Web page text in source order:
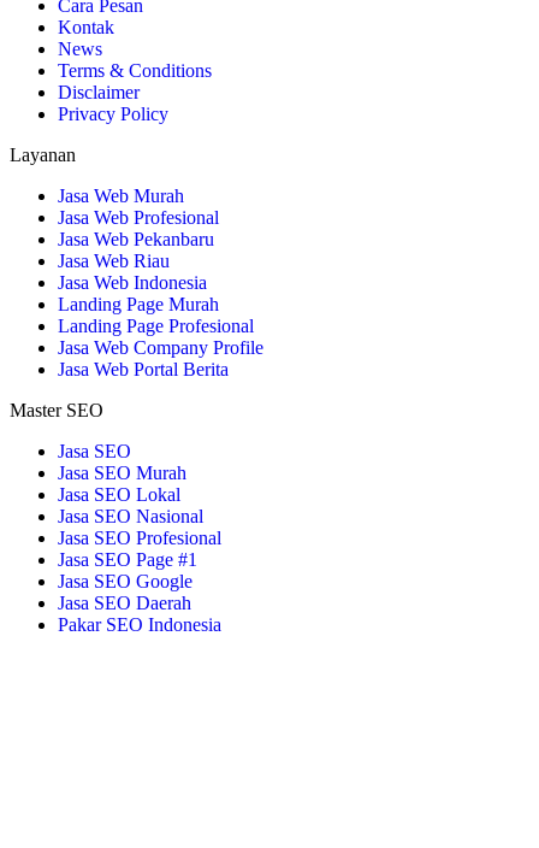
Cara Pesan
Kontak
News
Terms & Conditions
Disclaimer
Privacy Policy
Layanan
Jasa Web Murah
Jasa Web Profesional
Jasa Web Pekanbaru
Jasa Web Riau
Jasa Web Indonesia
Landing Page Murah
Landing Page Profesional
Jasa Web Company Profile
Jasa Web Portal Berita
Master SEO
Jasa SEO
Jasa SEO Murah
Jasa SEO Lokal
Jasa SEO Nasional
Jasa SEO Profesional
Jasa SEO Page #1
Jasa SEO Google
Jasa SEO Daerah
Pakar SEO Indonesia